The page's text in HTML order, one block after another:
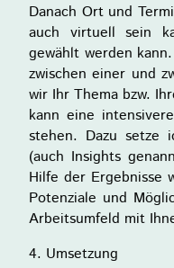
Danach Ort und
auch virtuell sein
gewählt werden
zwischen einer und
wir Ihr Thema bzw.
kann eine
stehen. Dazu setze
(auch Insights
Hilfe der Ergebnisse
Potenziale und
Arbeitsumfeld mit
4. Umsetzung